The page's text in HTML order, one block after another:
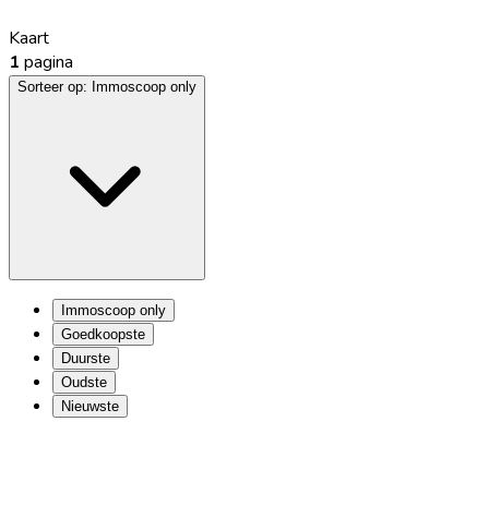
Kaart
1 pagina
Sorteer op: Immoscoop only
Immoscoop only
Goedkoopste
Duurste
Oudste
Nieuwste